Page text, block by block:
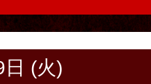
(火)